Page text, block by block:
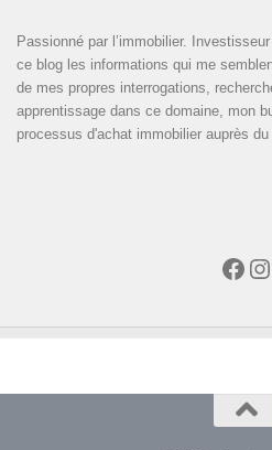
Passionné par l’immobilier.
ce blog les informations qui me
de mes propres interrogations,
apprentissage dans ce domaine, mon
processus d'achat immobilier auprès